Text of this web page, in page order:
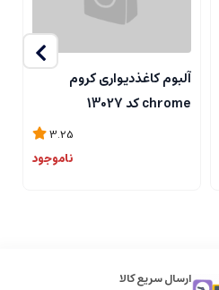
آلبوم کاغذدیواری کروم
chrome کد 13027
3.25
ناموجود
ارسال سریع کالا